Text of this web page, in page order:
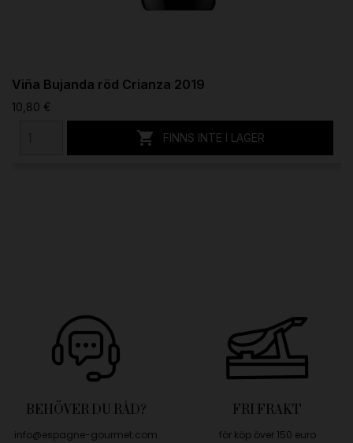
Viña Bujanda röd Crianza 2019
10,80 €
 FINNS INTE I LAGER
BEHÖVER DU RÅD?
info@espagne-gourmet.com
FRI FRAKT
för köp över 150 euro